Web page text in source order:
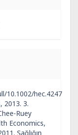
10.1002/hec.4247
2013. 3.
Ruey
Economics,
Sağlığın